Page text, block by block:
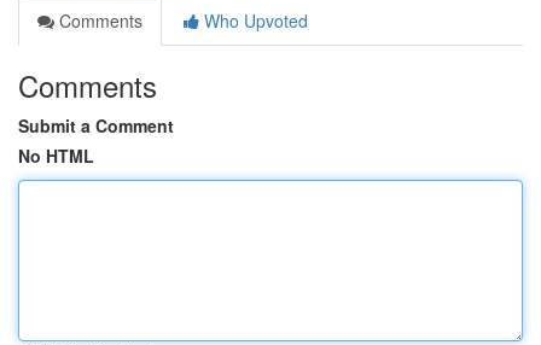
Comments
Who Upvoted
Comments
Submit a Comment
No HTML